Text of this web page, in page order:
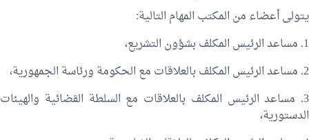
يتولى أعضاء من المكتب المهام التالية:
1. مساعد الرئيس المكلف بشؤون التشريع،
2. مساعد الرئيس المكلف بالعلاقات مع الحكومة ورئاسة الجمهورية،
3. مساعد الرئيس المكلف بالعلاقات مع السلطة القضائية والهيئات
الدستورية،